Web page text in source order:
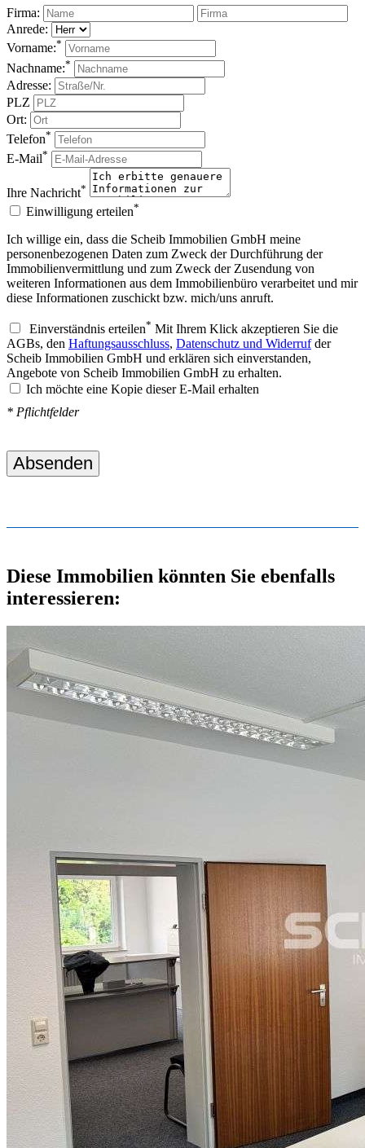
Firma:
Anrede:
Vorname:*
Nachname:*
Adresse:
PLZ
Ort:
Telefon*
E-Mail*
Ihre Nachricht*
Einwilligung erteilen*
Ich willige ein, dass die Scheib Immobilien GmbH meine
personenbezogenen Daten zum Zweck der Durchführung der
Immobilienvermittlung und zum Zweck der Zusendung von
weiteren Informationen aus dem Immobilienbüro verarbeitet und mir
diese Informationen zuschickt bzw. mich/uns anruft.
Einverständnis erteilen* Mit Ihrem Klick akzeptieren Sie die
AGBs, den Haftungsausschluss, Datenschutz und Widerrufder
Scheib Immobilien GmbH und erklären sich einverstanden,
Angebote von Scheib Immobilien GmbH zu erhalten.
Ich möchte eine Kopie dieser E-Mail erhalten
* Pflichtfelder
Absenden
Diese Immobilien könnten Sie ebenfalls
interessieren: